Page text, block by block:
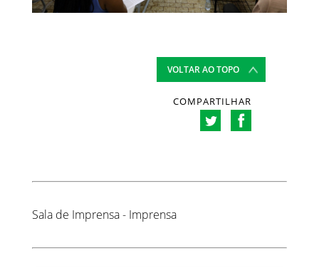
VOLTAR AO TOPO
COMPARTILHAR
Sala de Imprensa - Imprensa